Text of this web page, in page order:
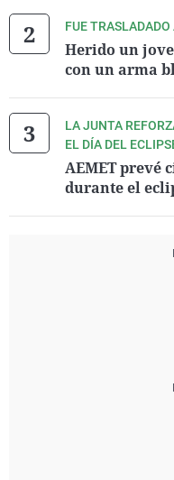
FUE
Herido un
con un arma
LA JUNTA
EL DÍA DEL
AEMET prevé
durante el